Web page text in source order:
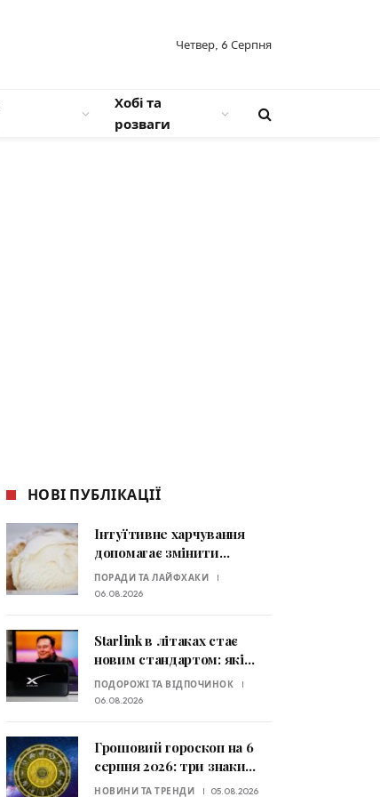
Четвер, 6 Серпня
Хобі та
розваги
НОВІ ПУБЛІКАЦІЇ
Інтуїтивне харчування
допомагає змінити
ставлення до їжі: які
принципи радять
ПОРАДИ ТА ЛАЙФХАКИ
06.08.2026
Starlink в літаках стає
новим стандартом: які
авіакомпанії вже
пропонують супутниковий
ПОДОРОЖІ ТА ВІДПОЧИНОК
06.08.2026
Грошовий гороскоп на 6
серпня 2026: три знаки
Зодіаку отримають шанс
НОВИНИ ТА ТРЕНДИ 05.08.2026